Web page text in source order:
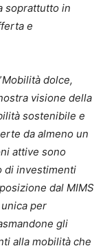
soprattutto in
e
Mobilità dolce,
visione della
sostenibile e
da almeno un
attive sono
di investimenti
dal MIMS
unica per
gli
alla mobilità che